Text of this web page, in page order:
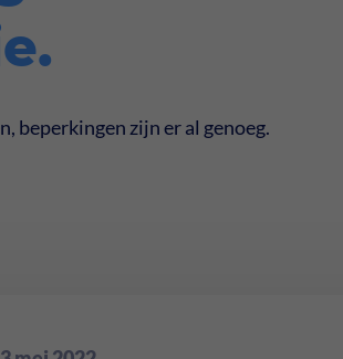
.
beperkingen zijn er al genoeg.